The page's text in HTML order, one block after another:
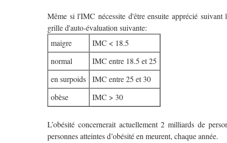
Même si l'IMC nécessite d'être ensuite apprécié
grille d'auto-évaluation suivante:
maigre
IMC < 18.5
normal
IMC entre 18.5 et 25
en surpoids
IMC entre 25 et 30
obèse
IMC > 30
L’obésité concernerait actuellement 2 milliards de
personnes atteintes d’obésité en meurent, chaque année.